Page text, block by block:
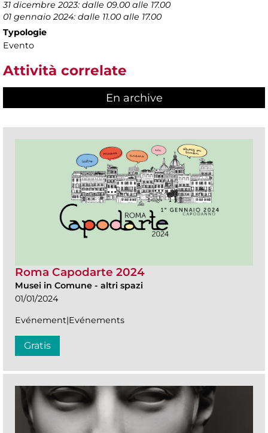
31 dicembre 2023: dalle 09.00 alle 17.00
01 gennaio 2024: dalle 11.00 alle 17.00
Typologie
Evento
Attività correlate
En archive
Roma Capodarte 2024
Musei in Comune - altri spazi
01/01/2024
Evénement|Evénements
Gratis